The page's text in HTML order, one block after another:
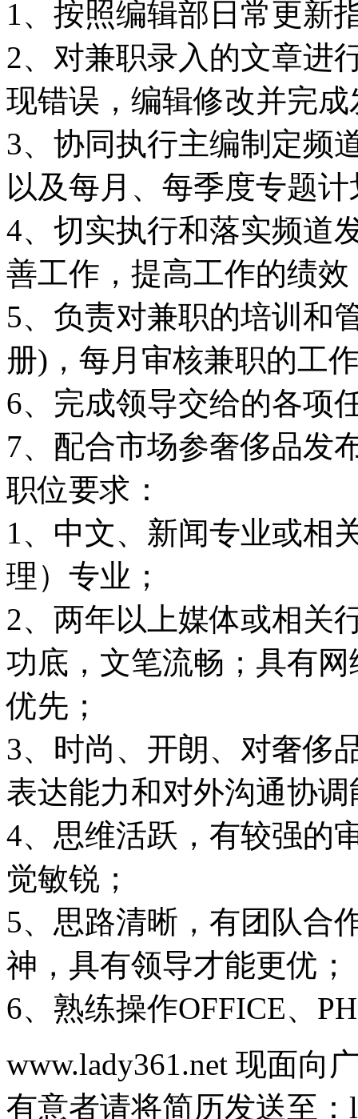
1、按照编辑部日常更新
2、对兼职录入的文章进
现错误，编辑修改并完成
3、协同执行主编制定频
以及每月、每季度专题计
4、切实执行和落实频道
善工作，提高工作的绩效
5、负责对兼职的培训和
册)，每月审核兼职的工
6、完成领导交给的各项
7、配合市场参奢侈品发
职位要求：
1、中文、新闻专业或相
理）专业；
2、两年以上媒体或相关
功底，文笔流畅；具有
优先；
3、时尚、开朗、对奢侈
表达能力和对外沟通协调
4、思维活跃，有较强的
觉敏锐；
5、思路清晰，有团队合
神，具有领导才能更优；
6、熟练操作OFFICE、
www.lady361.net 现面向
有意者请将简历发送至：